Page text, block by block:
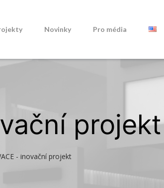
Novinky Pro média
projekt
- inovační projekt